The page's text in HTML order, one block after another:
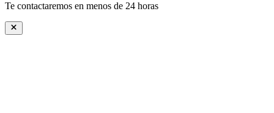
Te contactaremos en menos de 24 horas